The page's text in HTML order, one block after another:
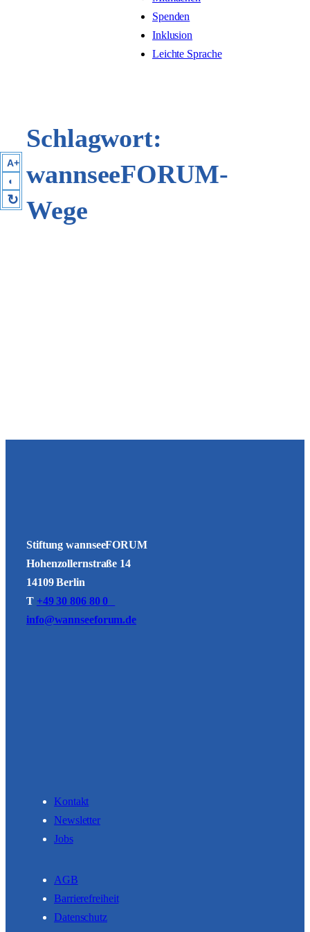
Spenden
Inklusion
Leichte Sprache
Schlagwort:
wannseeFORUM-
Wege
Stiftung wannseeFORUM
Hohenzollernstraße 14
14109 Berlin
T +49 30 806 80 0
info@wannseeforum.de
Kontakt
Newsletter
Jobs
AGB
Barrierefreiheit
Datenschutz
A+
◐
↻